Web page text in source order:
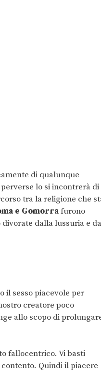
di qualunque
lo si incontrerà di
tra la religione che
e Gomorrafurono
divorate dalla lussuria e
il sesso piacevole per
creatore poco
allo scopo di
fallocentrico. Vi basti
Quindi il piacere